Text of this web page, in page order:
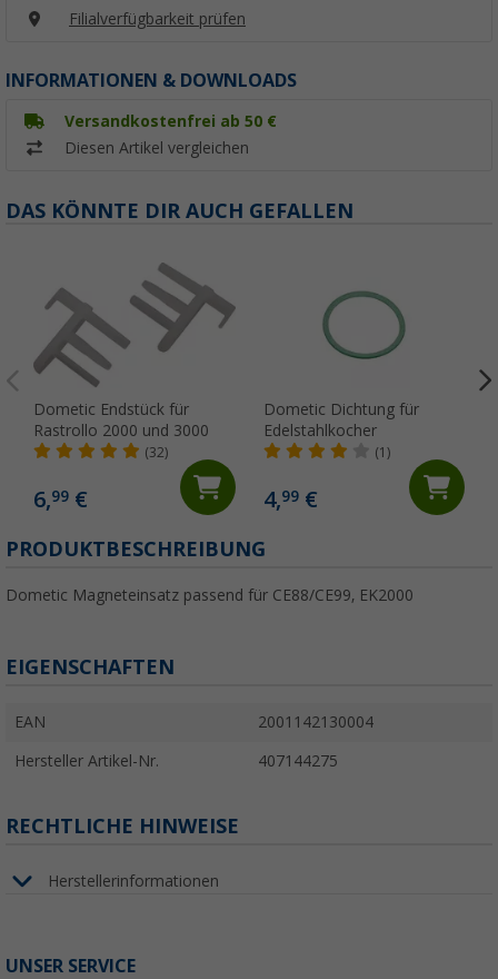
Filialverfügbarkeit prüfen
INFORMATIONEN & DOWNLOADS
Versandkostenfrei ab 50 €
Diesen Artikel vergleichen
DAS KÖNNTE DIR AUCH GEFALLEN
Dometic Endstück für
Rastrollo 2000 und 3000
(32)
6,99 €
Dometic Dichtung für
Edelstahlkocher
(1)
4,99€
PRODUKTBESCHREIBUNG
Dometic Magneteinsatz passend für CE88/CE99, EK2000
EIGENSCHAFTEN
EAN 2001142130004
Hersteller Artikel-Nr. 407144275
RECHTLICHE HINWEISE
Herstellerinformationen
UNSER SERVICE